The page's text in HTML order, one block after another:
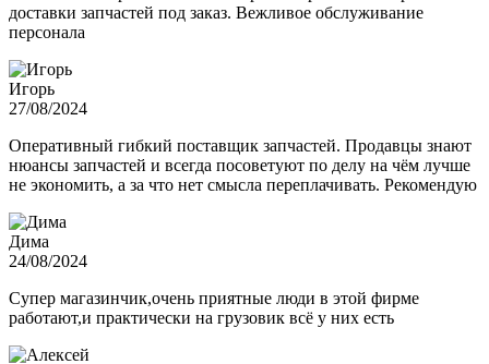
доставки запчастей под заказ. Вежливое обслуживание
персонала
Игорь
27/08/2024
Оперативный гибкий поставщик запчастей. Продавцы знают
нюансы запчастей и всегда посоветуют по делу на чём лучше
не экономить, а за что нет смысла переплачивать. Рекомендую
Дима
24/08/2024
Супер магазинчик,очень приятные люди в этой фирме
работают,и практически на грузовик всё у них есть